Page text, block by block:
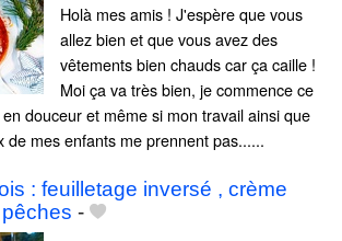
Holà mes amis ! J'espère que vous
allez bien et que vous avez des
vêtements bien chauds car ça caille !
Moi ça va très bien, je commence ce
douceur et même si mon travail ainsi que
de mes enfants me prennent pas......
: feuilletage inversé , crème
-